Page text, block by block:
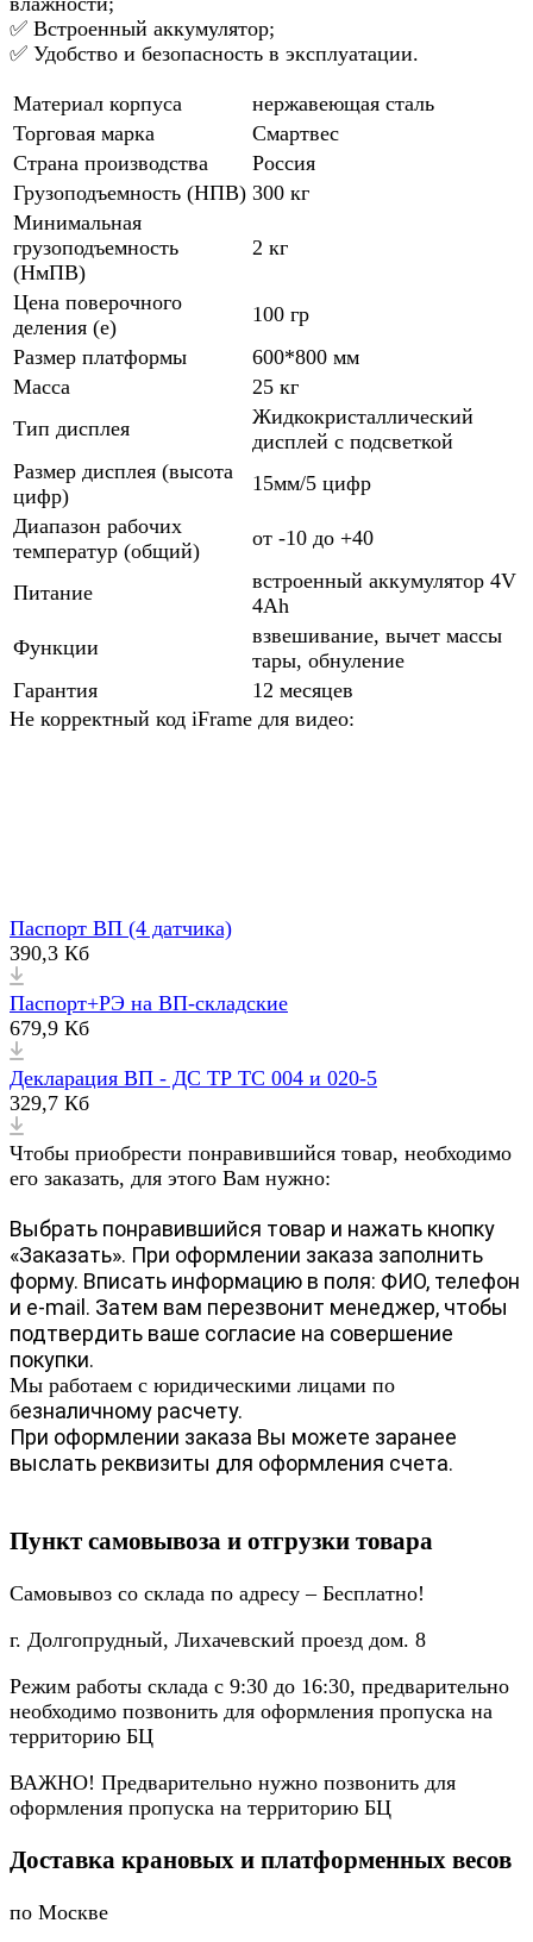
✅ Встроенный аккумулятор;
✅ Удобство и безопасность в эксплуатации.
Материал корпуса
нержавеющая сталь
Торговая марка
Смартвес
Страна производства
Россия
Грузоподъемность (НПВ) 300 кг
Минимальная
грузоподъемность
(НмПВ)
2 кг
Цена поверочного
деления (е)
100 гр
Размер платформы
600*800 мм
Масса
25 кг
Тип дисплея
Жидкокристаллический
дисплей с подсветкой
Размер дисплея (высота
цифр)
15мм/5 цифр
Диапазон рабочих
температур (общий)
от -10 до +40
Питание
встроенный аккумулятор 4V
4Ah
Функции
взвешивание, вычет массы
тары, обнуление
Гарантия
12 месяцев
Не корректный код iFrame для видео:
Паспорт ВП (4 датчика)
390,3 Кб
Паспорт+РЭ на ВП-складские
679,9 Кб
Декларация ВП - ДС ТР ТС 004 и 020-5
329,7 Кб
Чтобы приобрести понравившийся товар, необходимо
его заказать, для этого Вам нужно:
Выбрать понравившийся товар и нажать кнопку
«Заказать». При оформлении заказа заполнить
форму. Вписать информацию в поля: ФИО, телефон
и e-mail. Затем вам перезвонит менеджер, чтобы
подтвердить ваше согласие на совершение
покупки.
Мы работаем с юридическими лицами по
безналичному расчету.
При оформлении заказа Вы можете заранее
выслать реквизиты для оформления счета.
Пункт самовывоза и отгрузки товара
Самовывоз со склада по адресу – Бесплатно!
г. Долгопрудный, Лихачевский проезд дом. 8
Режим работы склада с 9:30 до 16:30, предварительно
необходимо позвонить для оформления пропуска на
территорию БЦ
ВАЖНО! Предварительно нужно позвонить для
оформления пропуска на территорию БЦ
Доставка крановых и платформенных весов
по Москве